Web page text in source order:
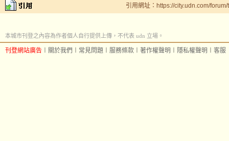
引用網址：https://city.udn.com/
本城市刊登之內容為作者個人自行提供上傳，不代表 udn 立場。
刊登網站廣告 關於我們 常見問題 服務條款 著作權聲明 隱私權聲明 客服